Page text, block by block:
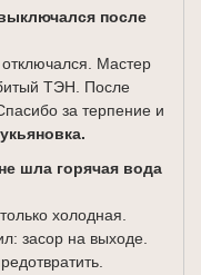
после
Мастер
ТЭН. После
за терпение и
шла горячая вода
холодная.
засор на выходе.